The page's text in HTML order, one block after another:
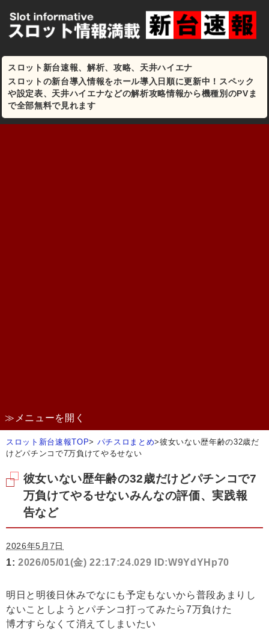
スロット新台速報、解析、攻略、天井ハイエナ
スロットの新台導入情報をホール導入日順に更新中！スペック
や設定表、天井ハイエナなどの解析攻略情報から機種別のPVま
で全部無料で見れます
≫メニューを開く
スロット新台速報TOP> パチスロまとめ>彼女いない歴年齢の32歳だ
けどパチンコで7万負けてやるせない
彼女いない歴年齢の32歳だけどパチンコで7
万負けてやるせないみんなの評価、実践報
告など
2026年5月7日
1: 2026/05/01(金) 22:17:24.029 ID:W9YdYHp70
明日と明後日休みでなにも予定もないから普段あまりし
ないことしようとパチンコ打ってみたら7万負けた
博才すらなくて消えてしまいたい